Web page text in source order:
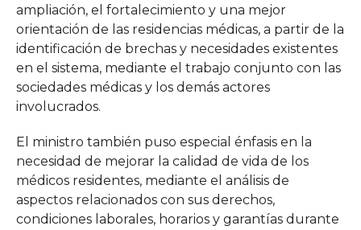
ampliación, el fortalecimiento y una mejor
orientación de las residencias médicas, a partir de la
identificación de brechas y necesidades existentes
en el sistema, mediante el trabajo conjunto con las
sociedades médicas y los demás actores
involucrados.
El ministro también puso especial énfasis en la
necesidad de mejorar la calidad de vida de los
médicos residentes, mediante el análisis de
aspectos relacionados con sus derechos,
condiciones laborales, horarios y garantías durante